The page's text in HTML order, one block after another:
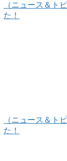
（ニュース＆ト
た！
（ニュース＆ト
た！